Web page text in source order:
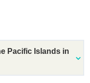
Pacific Islands in